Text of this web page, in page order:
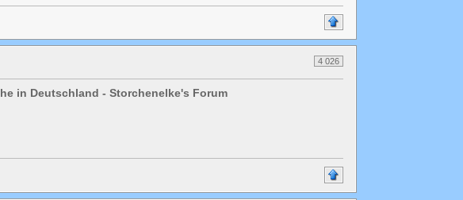
4 026
in Deutschland - Storchenelke's Forum